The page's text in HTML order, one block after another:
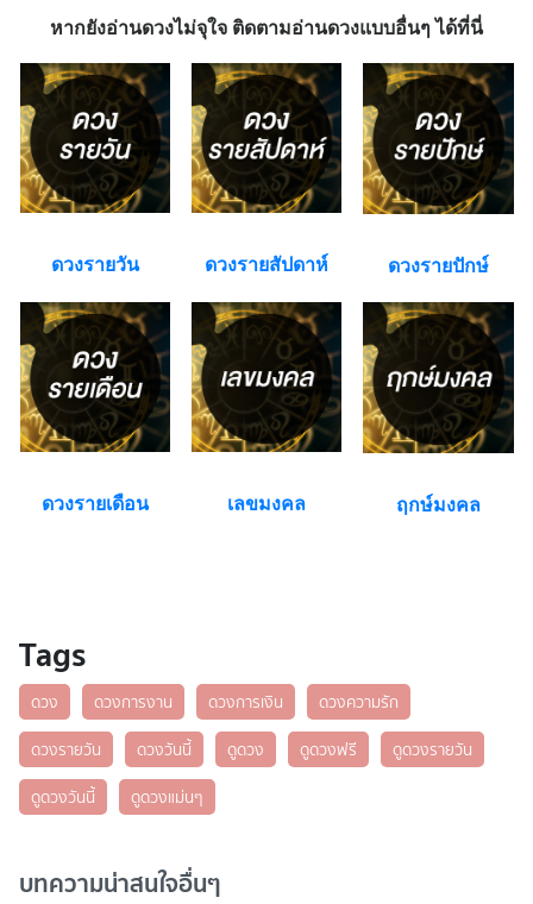
หากยังอ่านดวงไม่จุใจ ติดตามอ่านดวงแบบอื่นๆ ได้ที่นี่
ดวงรายวัน ดวงรายสัปดาห์ ดวงรายปักษ์
ดวงรายเดือน เลขมงคล ฤกษ์มงคล
Tags
ดวง ดวงการงาน ดวงการเงิน
ดวงความรัก
ดวงรายวัน
ดวงวันนี้ ดูดวง ดูดวงฟรี
ดูดวงรายวัน
ดูดวงวันนี้
ดูดวงแม่นๆ
บทความน่าสนใจอื่นๆ